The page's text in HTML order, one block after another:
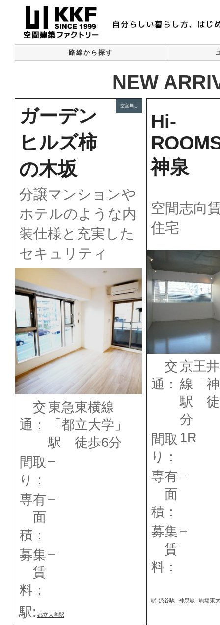
路線から探す
NEW
ガーデン
ヒルズ柿
の木坂
分譲マンションや
ホテルのような内
装仕様と充実した
セキュリティ
交
通：
東急東横線
「都立大学」
駅 徒歩6分
間取
り：
–
専有
面
積：
–
募集
賃
料：
–
駅: 都立大学駅
空室無し
Hi-
神泉
空間志向
住宅
交
通：
京王
線「
駅 徒
分
間取
り：
1R
専有
面
積：
–
募集
賃
料：
–
駅: 渋谷駅 神泉駅 駒場東